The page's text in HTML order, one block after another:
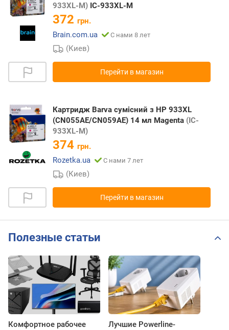
933XL-M) IC-933XL-M
372 грн.
Brain.com.ua
С нами 8 лет
(Киев)
Перейти в магазин
Картридж Barva сумісний з HP 933XL
(CN055AE/CN059AE) 14 мл Magenta (IC-
933XL-M)
374 грн.
Rozetka.ua
С нами 7 лет
(Киев)
Перейти в магазин
Полезные статьи
Комфортное рабочее
Лучшие Powerline-